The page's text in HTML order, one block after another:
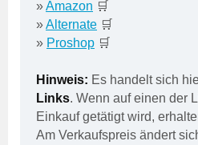
»Amazon 🛒
»Alternate 🛒
» Proshop 🛒
Hinweis: Es handelt sich
Links. Wenn auf einen der
Einkauf getätigt wird,
Am Verkaufspreis ändert